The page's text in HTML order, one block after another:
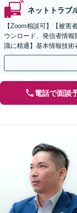
ネットトラブ
【Zoom相談可】【被害
ウンロード、発信者情
識に精通】基本情報技
ド感を持って対応しま
電話で面談